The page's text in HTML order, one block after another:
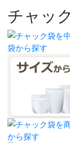
チャッ